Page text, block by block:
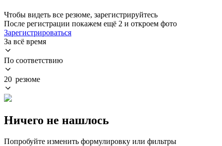
Чтобы видеть все резюме, зарегистрируйтесь
После регистрации покажем ещё 2 и откроем фото
Зарегистрироваться
За всё время
По соответствию
20 резюме
Ничего не нашлось
Попробуйте изменить формулировку или фильтры